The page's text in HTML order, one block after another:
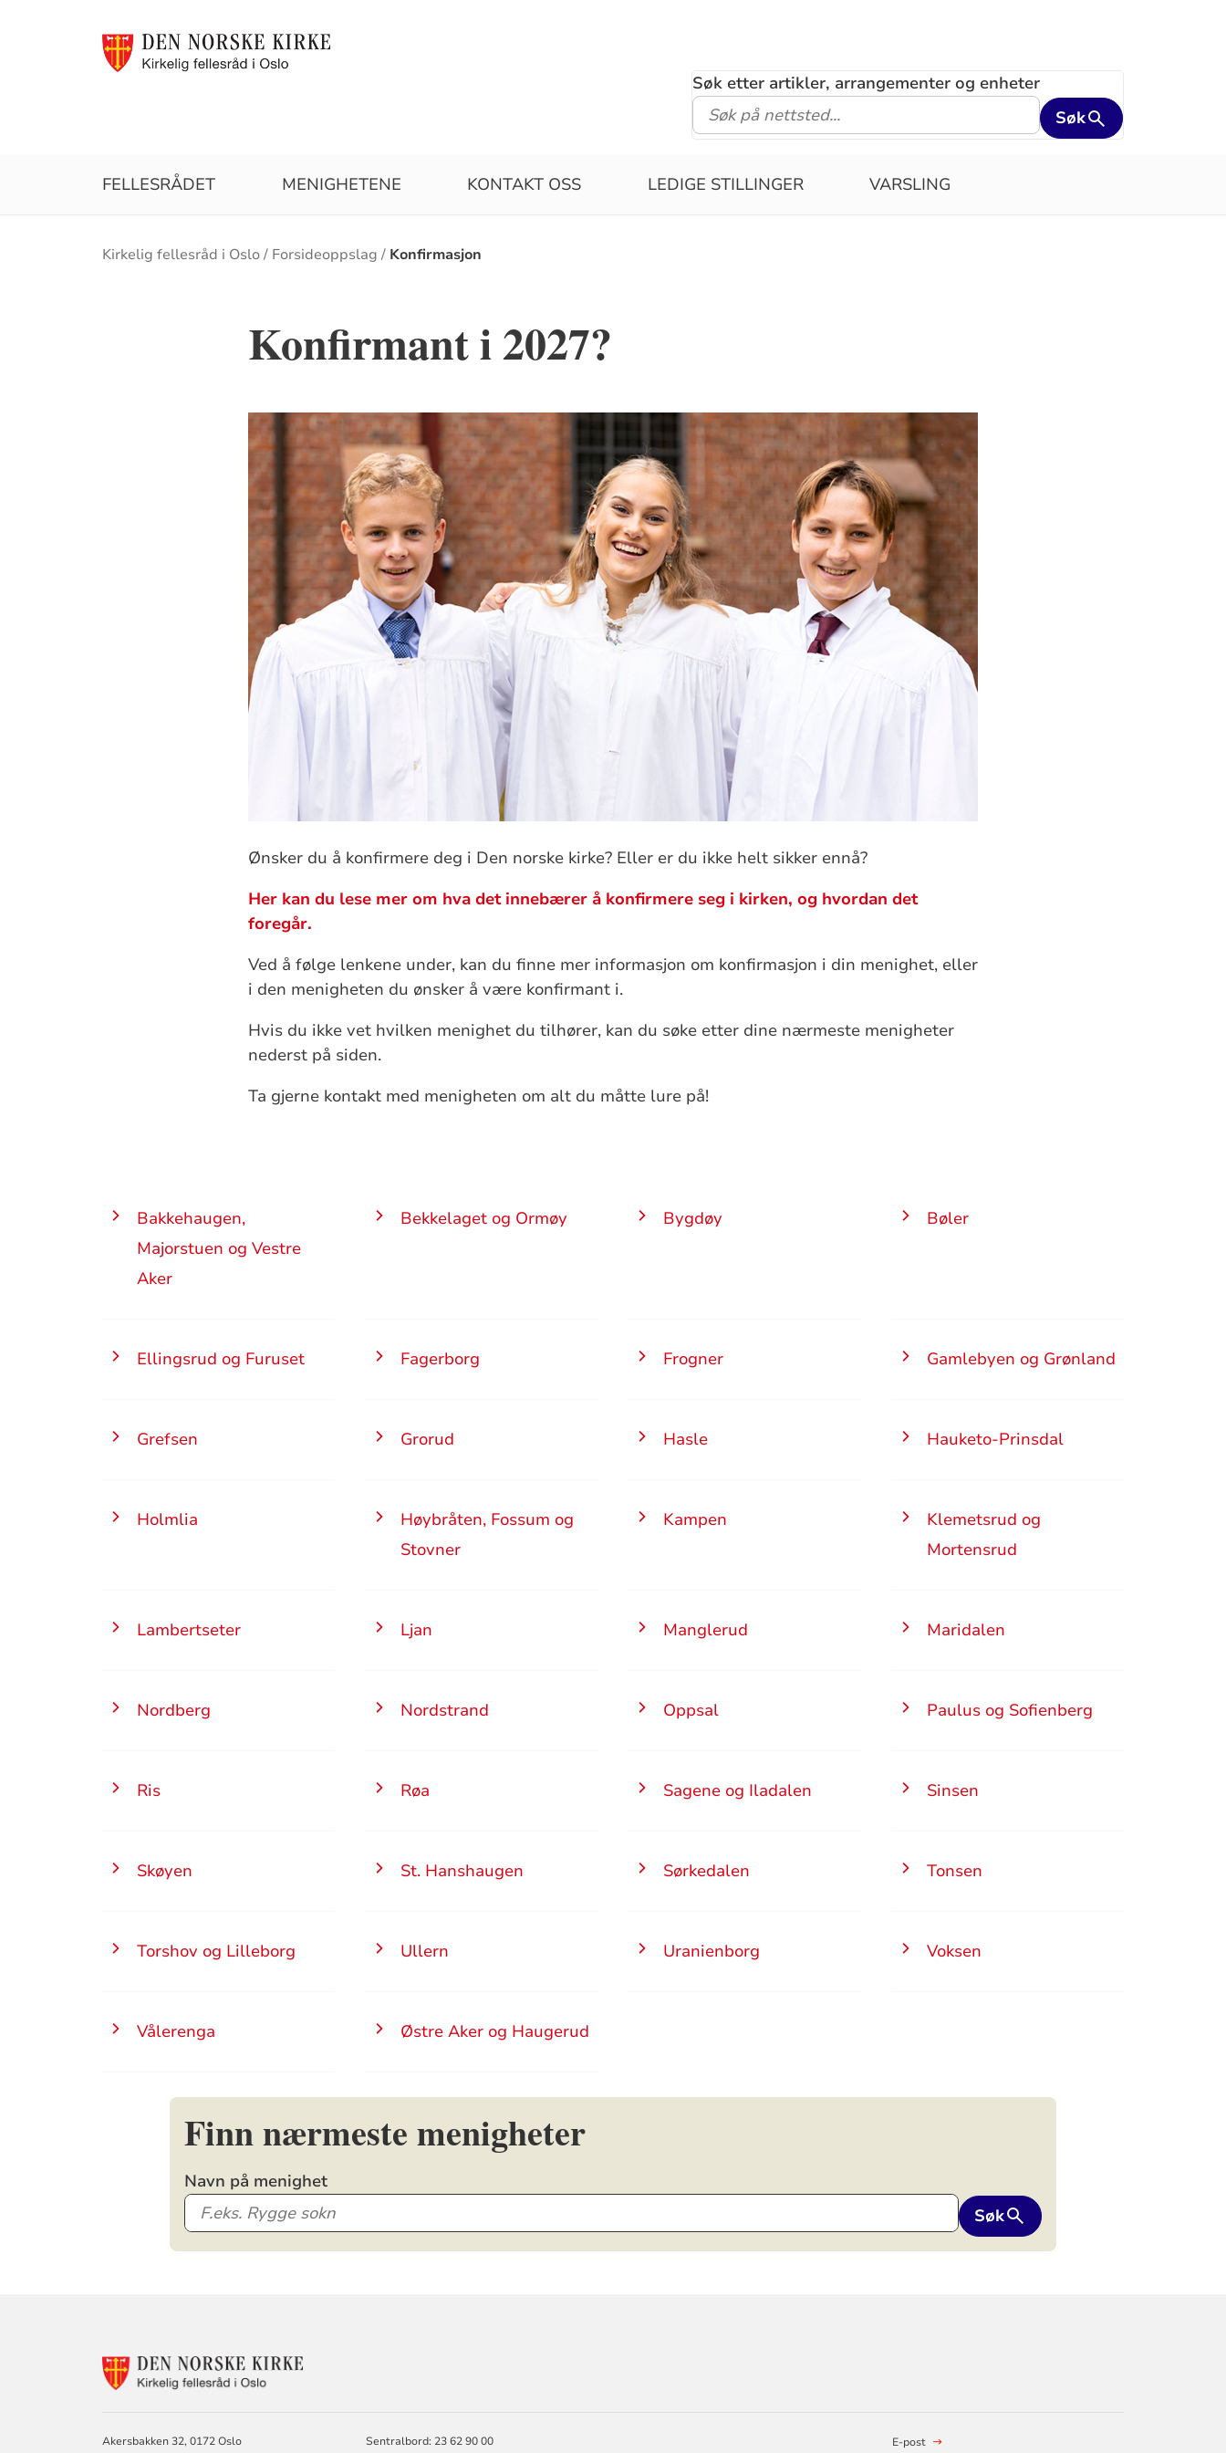
Søk etter artikler, arrangementer og enheter
Søk
FELLESRÅDET MENIGHETENE KONTAKT OSS LEDIGE STILLINGER VARSLING
Brødsmulesti
Kirkelig fellesråd i Oslo Forsideoppslag Konfirmasjon
Konfirmant i 2027?
Ønsker du å konfirmere deg i Den norske kirke? Eller er du ikke helt sikker ennå?
Her kan du lese mer om hva det innebærer å konfirmere seg i kirken, og hvordan det
foregår.
Ved å følge lenkene under, kan du finne mer informasjon om konfirmasjon i din menighet, eller
i den menigheten du ønsker å være konfirmant i.
Hvis du ikke vet hvilken menighet du tilhører, kan du søke etter dine nærmeste menigheter
nederst på siden.
Ta gjerne kontakt med menigheten om alt du måtte lure på!
Bakkehaugen,
Majorstuen og Vestre
Aker
Bekkelaget og Ormøy Bygdøy Bøler
Ellingsrud og Furuset Fagerborg Frogner Gamlebyen og Grønland
Grefsen Grorud Hasle Hauketo-Prinsdal
Holmlia
Høybråten, Fossum og
Stovner
Kampen
Klemetsrud og
Mortensrud
Lambertseter Ljan Manglerud Maridalen
Nordberg Nordstrand Oppsal Paulus og Sofienberg
Ris Røa Sagene og Iladalen Sinsen
Skøyen St. Hanshaugen Sørkedalen Tonsen
Torshov og Lilleborg Ullern Uranienborg Voksen
Vålerenga Østre Aker og Haugerud
Finn nærmeste menigheter
Navn på menighet
Søk
KONTAKTINFORMASJON
Akersbakken 32, 0172 Oslo Sentralbord: 23 62 90 00 E-post